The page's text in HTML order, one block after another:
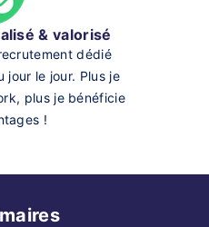
& valorisé
dédié
jour le jour. Plus je
plus je bénéficie
!